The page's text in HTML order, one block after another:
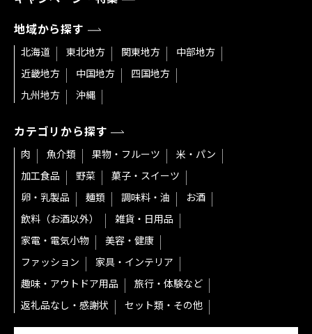
地域から探す
北海道 東北地方 関東地方
中部地方
近畿地方
中国地方
四国地方
九州地方
沖縄
カテゴリから探す
肉 魚介類 果物・フルーツ
米・パン
加工食品
野菜
菓子・スイーツ
卵・乳製品
麺類 調味料・油
お酒
飲料（お酒以外）
雑貨・日用品
家電・電気小物
美容・健康
ファッション
家具・インテリア
趣味・アウトドア用品
旅行・体験など
返礼品なし・感謝状
セット類・その他